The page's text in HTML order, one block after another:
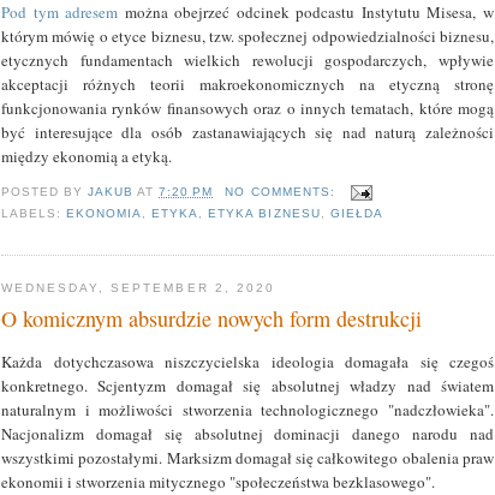
Pod tym adresem można obejrzeć odcinek podcastu Instytutu Misesa, w
którym mówię o etyce biznesu, tzw. społecznej odpowiedzialności biznesu,
etycznych fundamentach wielkich rewolucji gospodarczych, wpływie
akceptacji różnych teorii makroekonomicznych na etyczną stronę
funkcjonowania rynków finansowych oraz o innych tematach, które mogą
być interesujące dla osób zastanawiających się nad naturą zależności
między ekonomią a etyką.
POSTED BYJAKUB AT7:20 PM
NO COMMENTS:
LABELS:EKONOMIA ,ETYKA ,ETYKA BIZNESU GIEŁDA
WEDNESDAY, SEPTEMBER 2, 2020
O komicznym absurdzie nowych form destrukcji
Każda dotychczasowa niszczycielska ideologia domagała się czegoś
konkretnego. Scjentyzm domagał się absolutnej władzy nad światem
naturalnym i możliwości stworzenia technologicznego "nadczłowieka".
Nacjonalizm domagał się absolutnej dominacji danego narodu nad
wszystkimi pozostałymi. Marksizm domagał się całkowitego obalenia praw
ekonomii i stworzenia mitycznego "społeczeństwa bezklasowego".